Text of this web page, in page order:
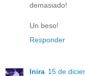
demasiado!
Un beso!
Responder
Inira 15 de